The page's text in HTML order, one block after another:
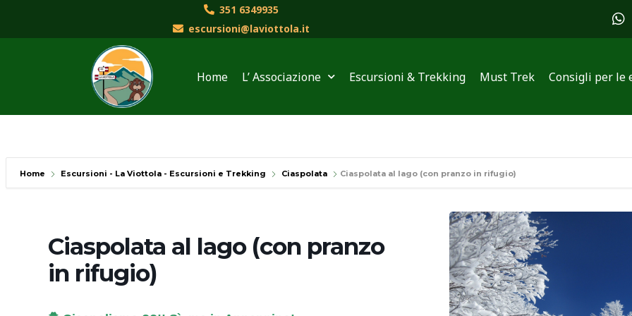
351 6349935
escursioni@laviottola.it
W
h
a
a
Home L’ Associazione Escursioni & Trekking Must Trek Consigli per le
Home Escursioni - La Viottola - Escursioni e Trekking Ciaspolata Ciaspolata al lago (con pranzo in rifugio)
Ciaspolata al lago (con pranzo
in rifugio)